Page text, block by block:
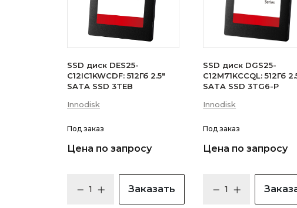
SSD диск DES25-
C12IC1KWCDF: 512Гб 2.5"
SATA SSD 3TEB
Innodisk
Под заказ
Цена по запросу
Заказать
SSD диск DGS25-
C12M71KCCQL: 512Гб
SATA SSD 3TG6-P
Innodisk
Под заказ
Цена по запросу